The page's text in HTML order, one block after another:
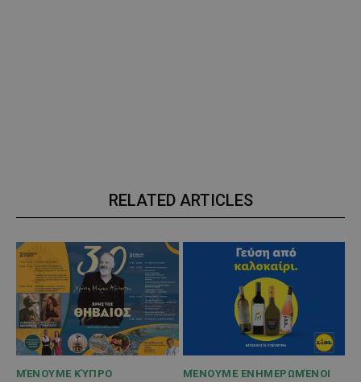
RELATED ARTICLES
ΜΈΝΟΥΜΕ ΚΎΠΡΟ ΜΈΝΟΥΜΕ ΕΝΗΜΕΡΩΜΈΝΟΙ